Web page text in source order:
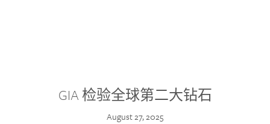
GIA 检验全球第二大钻石
August 27, 2025